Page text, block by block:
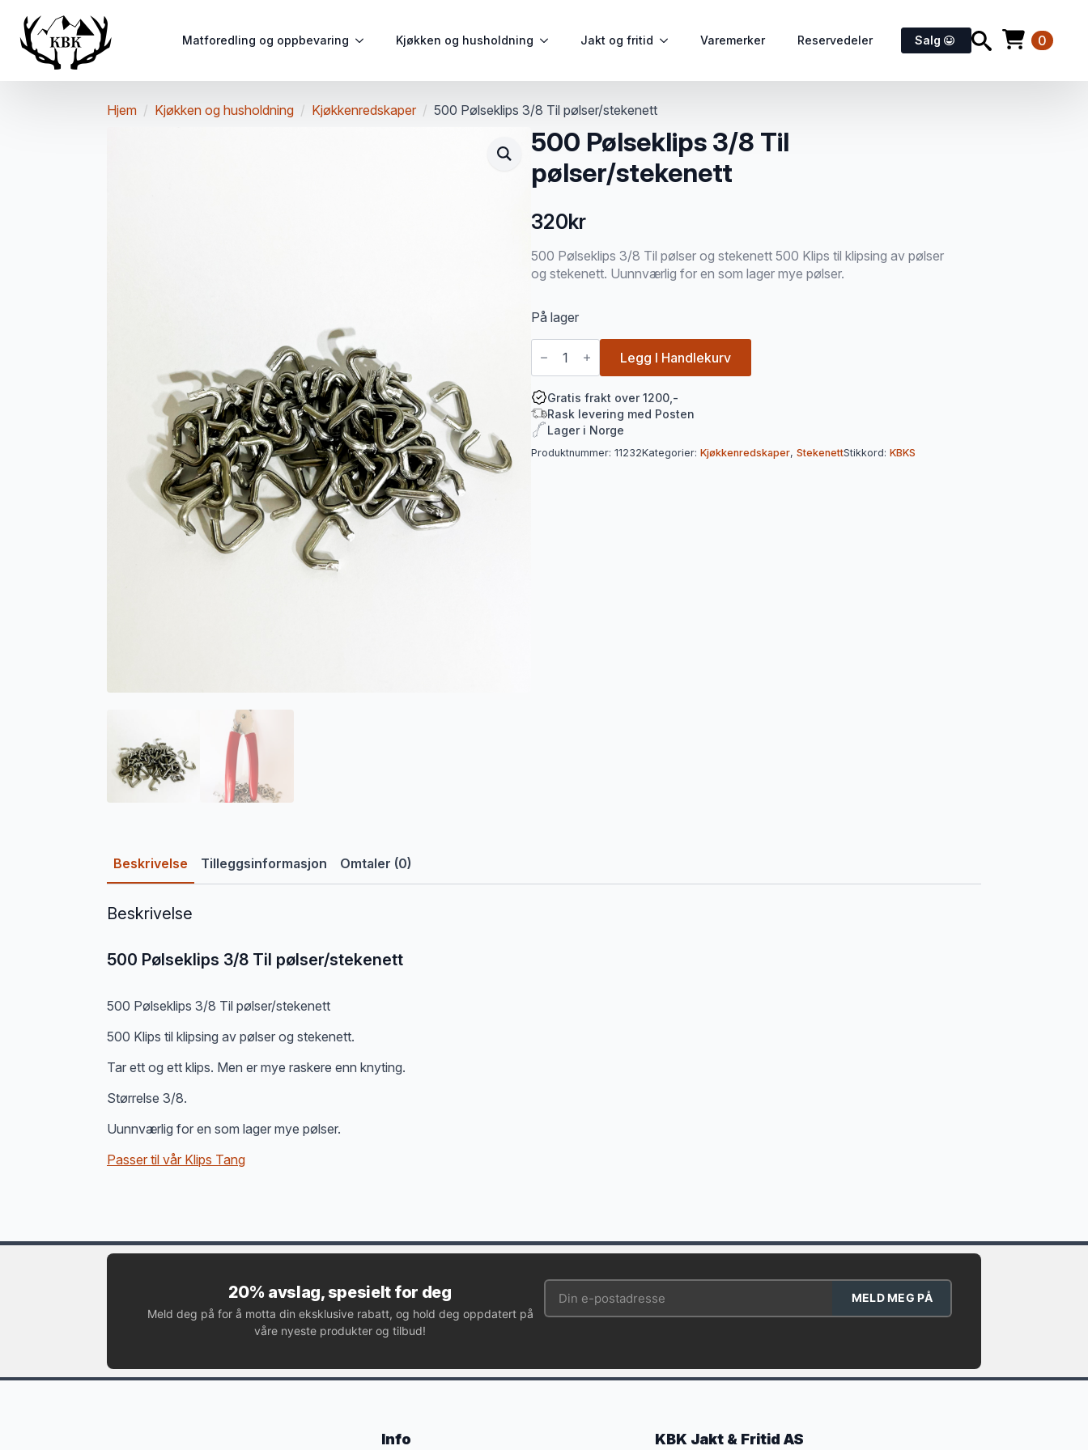
Matforedling og oppbevaring Kjøkken og husholdning Jakt og fritid Varemerker Reservedeler Salg 0
Hjem Kjøkken og husholdning Kjøkkenredskaper 500 Pølseklips 3/8 Til pølser/stekenett
500 Pølseklips 3/8 Til
pølser/stekenett
320kr
500 Pølseklips 3/8 Til pølser og stekenett 500 Klips til klipsing av pølser
og stekenett. Uunnværlig for en som lager mye pølser.
På lager
500
Pølseklips
3/8
pølser/stekenett
antall
Legg I Handlekurv
Gratis frakt over 1200,-
Rask levering med Posten
Lager i Norge
Produktnummer: 11232Kategorier: Kjøkkenredskaper, StekenettStikkord: KBKS
Beskrivelse Tilleggsinformasjon Omtaler (0)
Beskrivelse
500 Pølseklips 3/8 Til pølser/stekenett
500 Pølseklips 3/8 Til pølser/stekenett
500 Klips til klipsing av pølser og stekenett.
Tar ett og ett klips. Men er mye raskere enn knyting.
Størrelse 3/8.
Uunnværlig for en som lager mye pølser.
Passer til vår Klips Tang
20% avslag, spesielt for deg
Meld deg på for å motta din eksklusive rabatt, og hold deg oppdatert på
våre nyeste produkter og tilbud!
MELD MEG PÅ
Info KBK Jakt & Fritid AS